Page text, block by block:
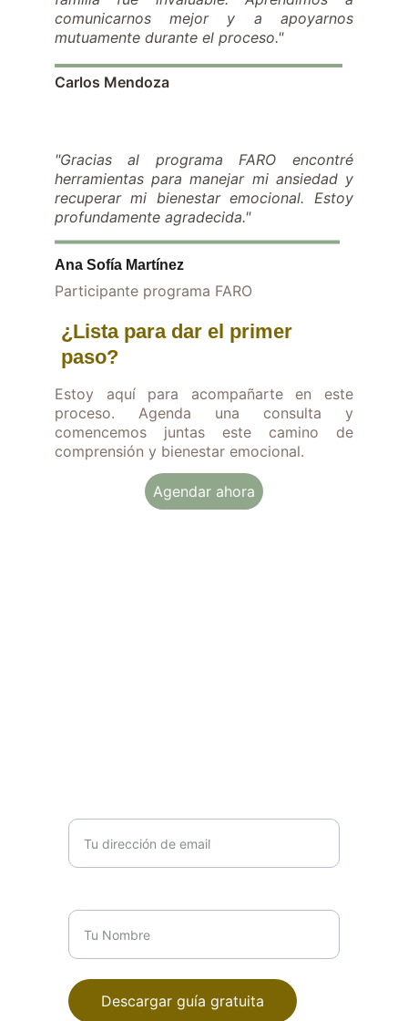
comunicarnos mejor y a apoyarnos
mutuamente durante el proceso."
"Gracias al programa FARO encontré
herramientas para manejar mi ansiedad y
recuperar mi bienestar emocional. Estoy
profundamente agradecida."
Ana Sofía Martínez
Participante programa FARO
Carlos Mendoza
¿Lista para dar el primer
paso?
Estoy aquí para acompañarte en este
proceso. Agenda una consulta y
comencemos juntas este camino de
comprensión y bienestar emocional.
Agendar ahora
Descargar guía gratuita